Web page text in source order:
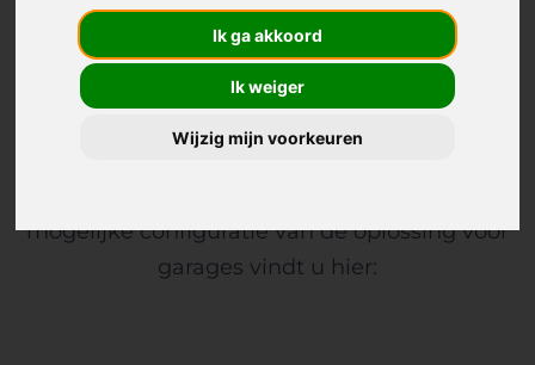
Ik ga akkoord
Ik weiger
Wijzig mijn voorkeuren
een ongevalschade melden. Onze
webapplicatie werkt meertalig en op alle
apparaten zonder installatie. De oplossing is
mogelijke configuratie van de oplossing voor
garages vindt u hier: